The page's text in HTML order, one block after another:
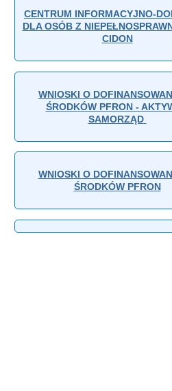
CENTRUM INFORMACYJNO-
DLA OSÓB Z
CIDON
WNIOSKI O
ŚRODKÓW PFRON -
SAMORZĄD
WNIOSKI O
ŚRODKÓW PFRON